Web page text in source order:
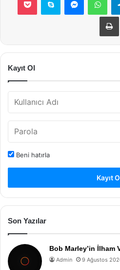
Kayıt Ol
Beni hatırla
Kayıt
Son Yazılar
Bob Marley’in İlham
Admin 9 Ağustos